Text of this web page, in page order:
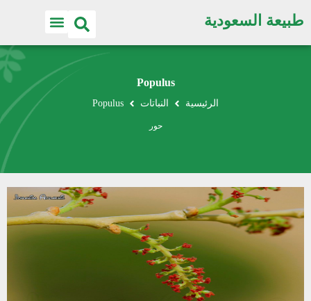
طبيعة السعودية
Populus
الرئيسية النباتات Populus
حور